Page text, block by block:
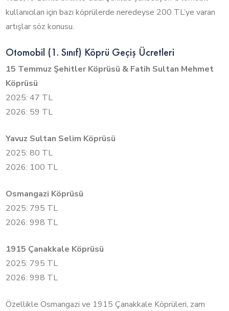
kullanıcıları için bazı köprülerde neredeyse 200 TL’ye varan
artışlar söz konusu.
Otomobil (1. Sınıf) Köprü Geçiş Ücretleri
15 Temmuz Şehitler Köprüsü & Fatih Sultan Mehmet
Köprüsü
2025: 47 TL
2026: 59 TL
Yavuz Sultan Selim Köprüsü
2025: 80 TL
2026: 100 TL
Osmangazi Köprüsü
2025: 795 TL
2026: 998 TL
1915 Çanakkale Köprüsü
2025: 795 TL
2026: 998 TL
Özellikle Osmangazi ve 1915 Çanakkale Köprüleri, zam